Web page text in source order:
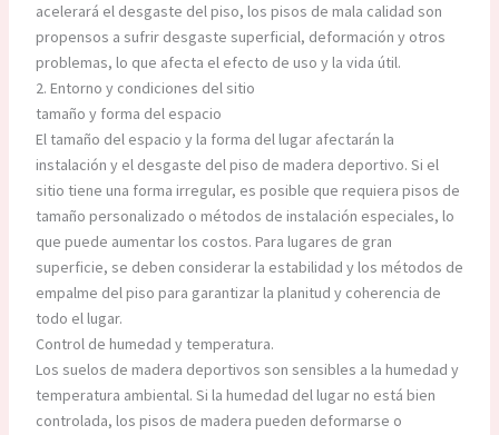
acelerará el desgaste del piso, los pisos de mala calidad son
propensos a sufrir desgaste superficial, deformación y otros
problemas, lo que afecta el efecto de uso y la vida útil.
2. Entorno y condiciones del sitio
tamaño y forma del espacio
El tamaño del espacio y la forma del lugar afectarán la
instalación y el desgaste del piso de madera deportivo. Si el
sitio tiene una forma irregular, es posible que requiera pisos de
tamaño personalizado o métodos de instalación especiales, lo
que puede aumentar los costos. Para lugares de gran
superficie, se deben considerar la estabilidad y los métodos de
empalme del piso para garantizar la planitud y coherencia de
todo el lugar.
Control de humedad y temperatura.
Los suelos de madera deportivos son sensibles a la humedad y
temperatura ambiental. Si la humedad del lugar no está bien
controlada, los pisos de madera pueden deformarse o